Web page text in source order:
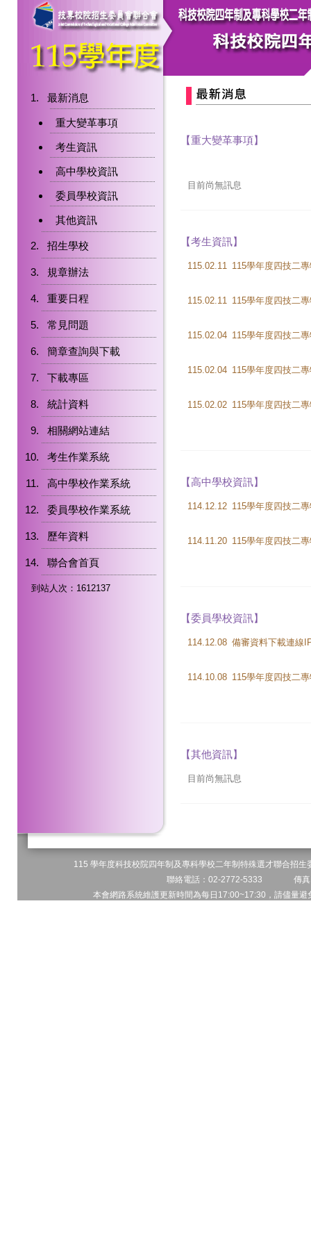
最新消息
重大變革事項
考生資訊
高中學校資訊
委員學校資訊
其他資訊
招生學校
規章辦法
重要日程
常見問題
簡章查詢與下載
下載專區
統計資料
相關網站連結
考生作業系統
高中學校作業系統
委員學校作業系統
歷年資料
聯合會首頁
到站人次：1612137
【重大變革事項】
目前尚無訊息
【考生資訊】
115.02.11
115.02.11
115.02.04
115.02.04
115.02.02
【高中學校資訊】
114.12.12
114.11.20
【委員學校資訊】
114.12.08
114.10.08
【其他資訊】
目前尚無訊息
115 學年度科技校院四年制及專科學校二年制特殊選才聯合
聯絡電話：02-2772-5333 傳
本會網路系統維護更新時間為每日17:00~17:30，請儘量